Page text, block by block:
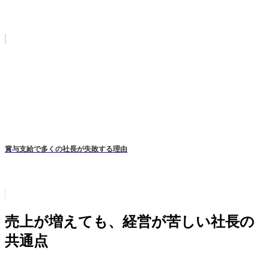
賞与支給で多くの社長が失敗する理由
売上が増えても、経営が苦しい社長の
共通点